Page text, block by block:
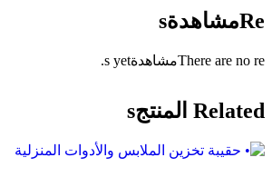
Reمشاهدةs
There are no reمشاهدةs yet.
Related المنتجs